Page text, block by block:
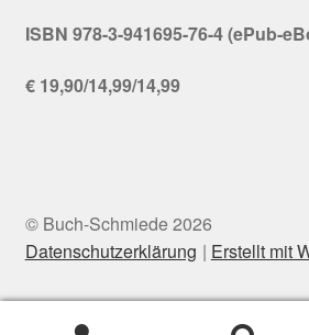
ISBN 978-3-941695-76-4 (ePub-
€ 19,90/14,99/14,99
© Buch-Schmiede 2026
Datenschutzerklärung
Erstellt mit